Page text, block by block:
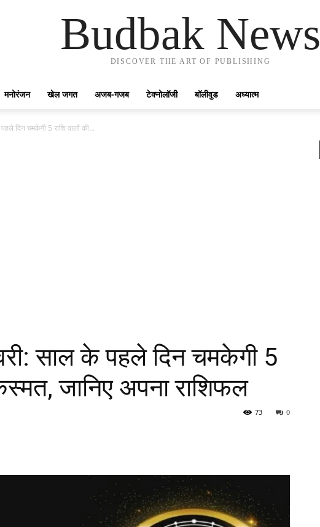
Budbak News
DISCOVER THE ART OF PUBLISHING
मनोरंजन खेल जगत अजब-गजब टेक्नोलॉजी बॉलीवुड अध्यात्म
दिन चमकेगी 5 राशि वालों की...
साल के पहले दिन चमकेगी 5
जानिए अपना राशिफल
0
73